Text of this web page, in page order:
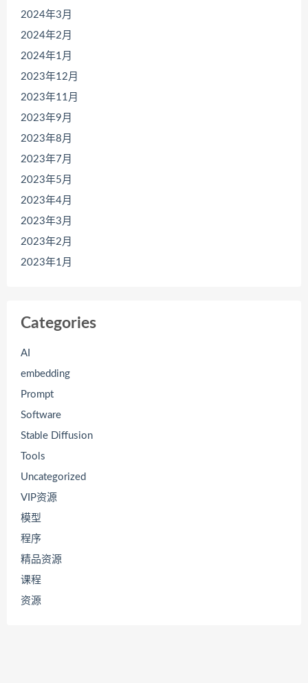
2024年3月
2024年2月
2024年1月
2023年12月
2023年11月
2023年9月
2023年8月
2023年7月
2023年5月
2023年4月
2023年3月
2023年2月
2023年1月
Categories
AI
embedding
Prompt
Software
Stable Diffusion
Tools
Uncategorized
VIP资源
模型
程序
精品资源
课程
资源